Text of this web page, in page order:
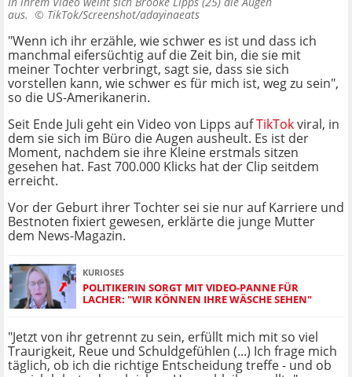
aus. © TikTok/Screenshot/adayinaeats
"Wenn ich ihr erzähle, wie schwer es ist und dass ich
manchmal eifersüchtig auf die Zeit bin, die sie mit
meiner Tochter verbringt, sagt sie, dass sie sich
vorstellen kann, wie schwer es für mich ist, weg zu sein",
so die US-Amerikanerin.
Seit Ende Juli geht ein Video von Lipps aufTikTokviral, in
dem sie sich im Büro die Augen ausheult. Es ist der
Moment, nachdem sie ihre Kleine erstmals sitzen
gesehen hat. Fast 700.000 Klicks hat der Clip seitdem
erreicht.
Vor der Geburt ihrer Tochter sei sie nur auf Karriere und
Bestnoten fixiert gewesen, erklärte die junge Mutter
dem News-Magazin.
KURIOSES
POLITIKERIN SORGT MIT VIDEO-PANNE FÜR
LACHER: "WIR KÖNNEN IHRE WÄSCHE SEHEN"
"Jetzt von ihr getrennt zu sein, erfüllt mich mit so viel
Traurigkeit, Reue und Schuldgefühlen (...) Ich frage mich
täglich, ob ich die richtige Entscheidung treffe - und ob